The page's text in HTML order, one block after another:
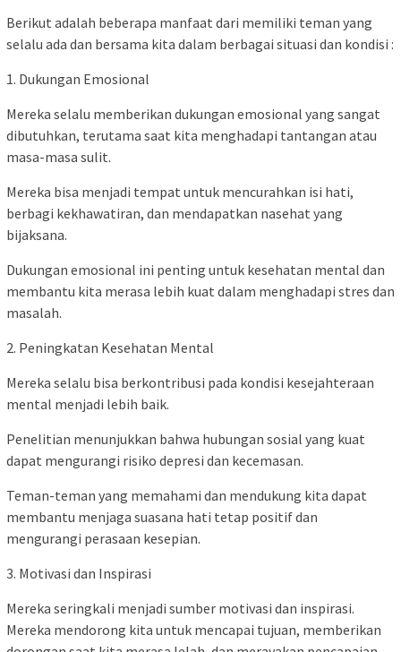
Berikut adalah beberapa manfaat dari memiliki teman yang
selalu ada dan bersama kita dalam berbagai situasi dan kondisi :
1. Dukungan Emosional
Mereka selalu memberikan dukungan emosional yang sangat
dibutuhkan, terutama saat kita menghadapi tantangan atau
masa-masa sulit.
Mereka bisa menjadi tempat untuk mencurahkan isi hati,
berbagi kekhawatiran, dan mendapatkan nasehat yang
bijaksana.
Dukungan emosional ini penting untuk kesehatan mental dan
membantu kita merasa lebih kuat dalam menghadapi stres dan
masalah.
2. Peningkatan Kesehatan Mental
Mereka selalu bisa berkontribusi pada kondisi kesejahteraan
mental menjadi lebih baik.
Penelitian menunjukkan bahwa hubungan sosial yang kuat
dapat mengurangi risiko depresi dan kecemasan.
Teman-teman yang memahami dan mendukung kita dapat
membantu menjaga suasana hati tetap positif dan
mengurangi perasaan kesepian.
3. Motivasi dan Inspirasi
Mereka seringkali menjadi sumber motivasi dan inspirasi.
Mereka mendorong kita untuk mencapai tujuan, memberikan